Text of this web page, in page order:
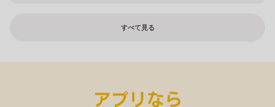
すべて見る